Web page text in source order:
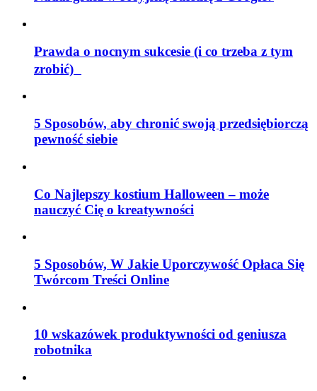
Prawda o nocnym sukcesie (i co trzeba z tym
zrobić)
5 Sposobów, aby chronić swoją przedsiębiorczą
pewność siebie
Co Najlepszy kostium Halloween – może
nauczyć Cię o kreatywności
5 Sposobów, W Jakie Uporczywość Opłaca Się
Twórcom Treści Online
10 wskazówek produktywności od geniusza
robotnika